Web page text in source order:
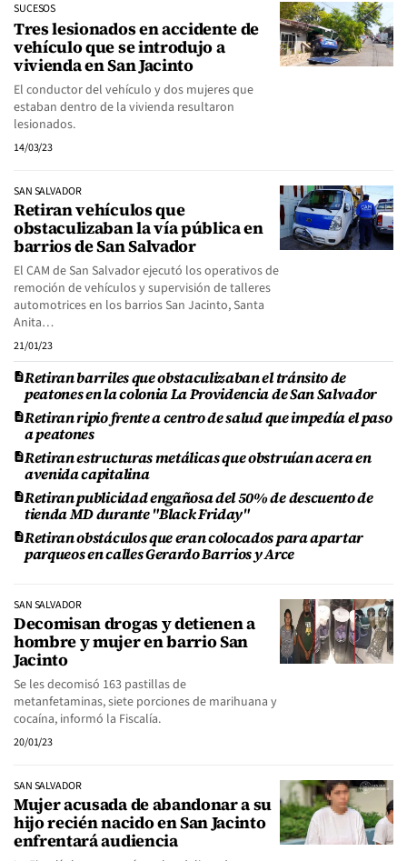
SUCESOS
Tres lesionados en accidente de
vehículo que se introdujo a
vivienda en San Jacinto
El conductor del vehículo y dos mujeres que
estaban dentro de la vivienda resultaron
lesionados.
14/03/23
SAN SALVADOR
Retiran vehículos que
obstaculizaban la vía pública en
barrios de San Salvador
El CAM de San Salvador ejecutó los operativos de
remoción de vehículos y supervisión de talleres
automotrices en los barrios San Jacinto, Santa
Anita…
21/01/23
Retiran barriles que obstaculizaban el tránsito de
peatones en la colonia La Providencia de San Salvador
Retiran ripio frente a centro de salud que impedía el paso
a peatones
Retiran estructuras metálicas que obstruían acera en
avenida capitalina
Retiran publicidad engañosa del 50% de descuento de
tienda MD durante "Black Friday"
Retiran obstáculos que eran colocados para apartar
parqueos en calles Gerardo Barrios y Arce
SAN SALVADOR
Decomisan drogas y detienen a
hombre y mujer en barrio San
Jacinto
Se les decomisó 163 pastillas de
metanfetaminas, siete porciones de marihuana y
cocaína, informó la Fiscalía.
20/01/23
SAN SALVADOR
Mujer acusada de abandonar a su
hijo recién nacido en San Jacinto
enfrentará audiencia